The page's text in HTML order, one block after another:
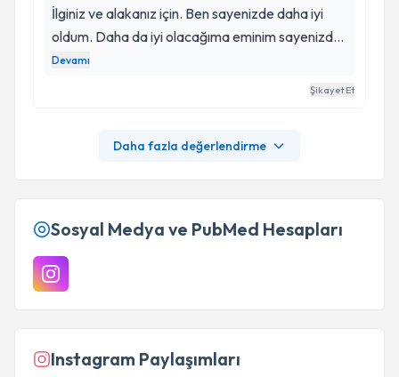
İlginiz ve alakanız için. Ben sayenizde daha iyi
oldum. Daha da iyi olacağıma eminim sayenizde.
Çok doktorlara başvurdum. Benim için en iyisi
sizsiniz sizi Allah çıkardı karşıma. Allah razı olsun
Sağlıkla ve mutlulukla devam etme dileğiyle.
Cem bey ve ekibi güler yüzünüz ve emeğiniz için
çok sağolun.
Devamı
Şikayet Et
Daha fazla değerlendirme
Sosyal Medya ve PubMed Hesapları
Instagram Paylaşımları